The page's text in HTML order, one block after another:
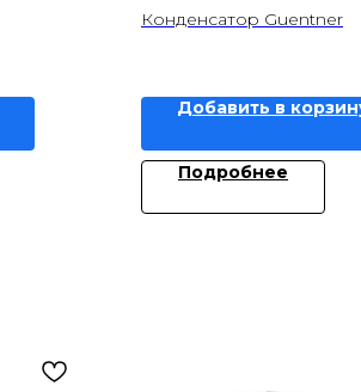
Конденсатор Guentner
Добавить в
Подробнее